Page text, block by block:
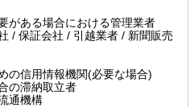
がある場合における管理業者
/ 保証会社 / 引越業者 / 新聞販売
の信用情報機関(必要な場合)
の滞納取立者
通機構